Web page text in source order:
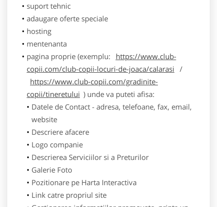
suport tehnic
adaugare oferte speciale
hosting
mentenanta
pagina proprie (exemplu:
https://www.club-
copii.com/club-copii-locuri-de-joaca/calarasi /
https://www.club-copii.com/gradinite-
copii/tineretului ) unde va puteti afisa:
Datele de Contact - adresa, telefoane, fax, email,
website
Descriere afacere
Logo companie
Descrierea Serviciilor si a Preturilor
Galerie Foto
Pozitionare pe Harta Interactiva
Link catre propriul site